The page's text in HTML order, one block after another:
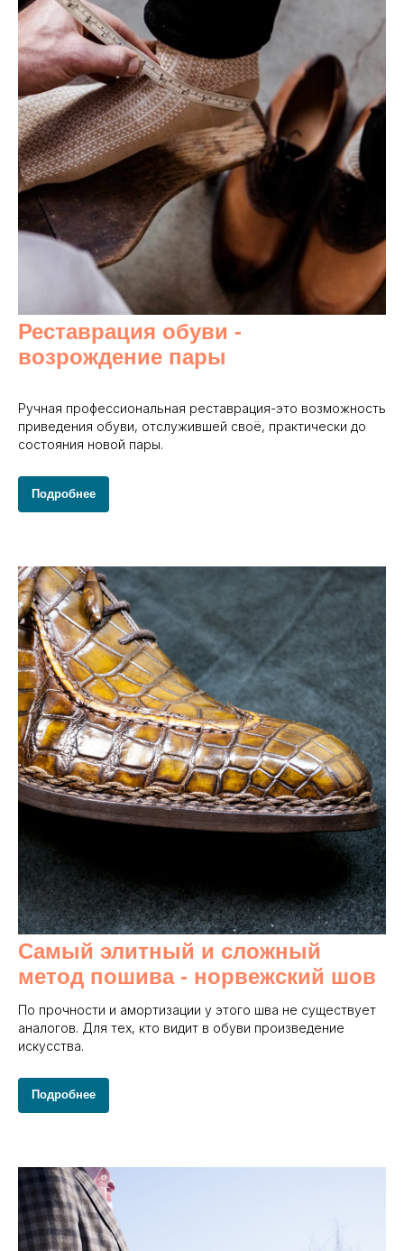
Реставрация обуви -
возрождение пары
Ручная профессиональная реставрация-это возможность
приведения обуви, отслужившей своё, практически до
состояния новой пары.
Подробнее
Самый элитный и сложный
метод пошива - норвежский шов
По прочности и амортизации у этого шва не существует
аналогов. Для тех, кто видит в обуви произведение
искусства.
Подробнее